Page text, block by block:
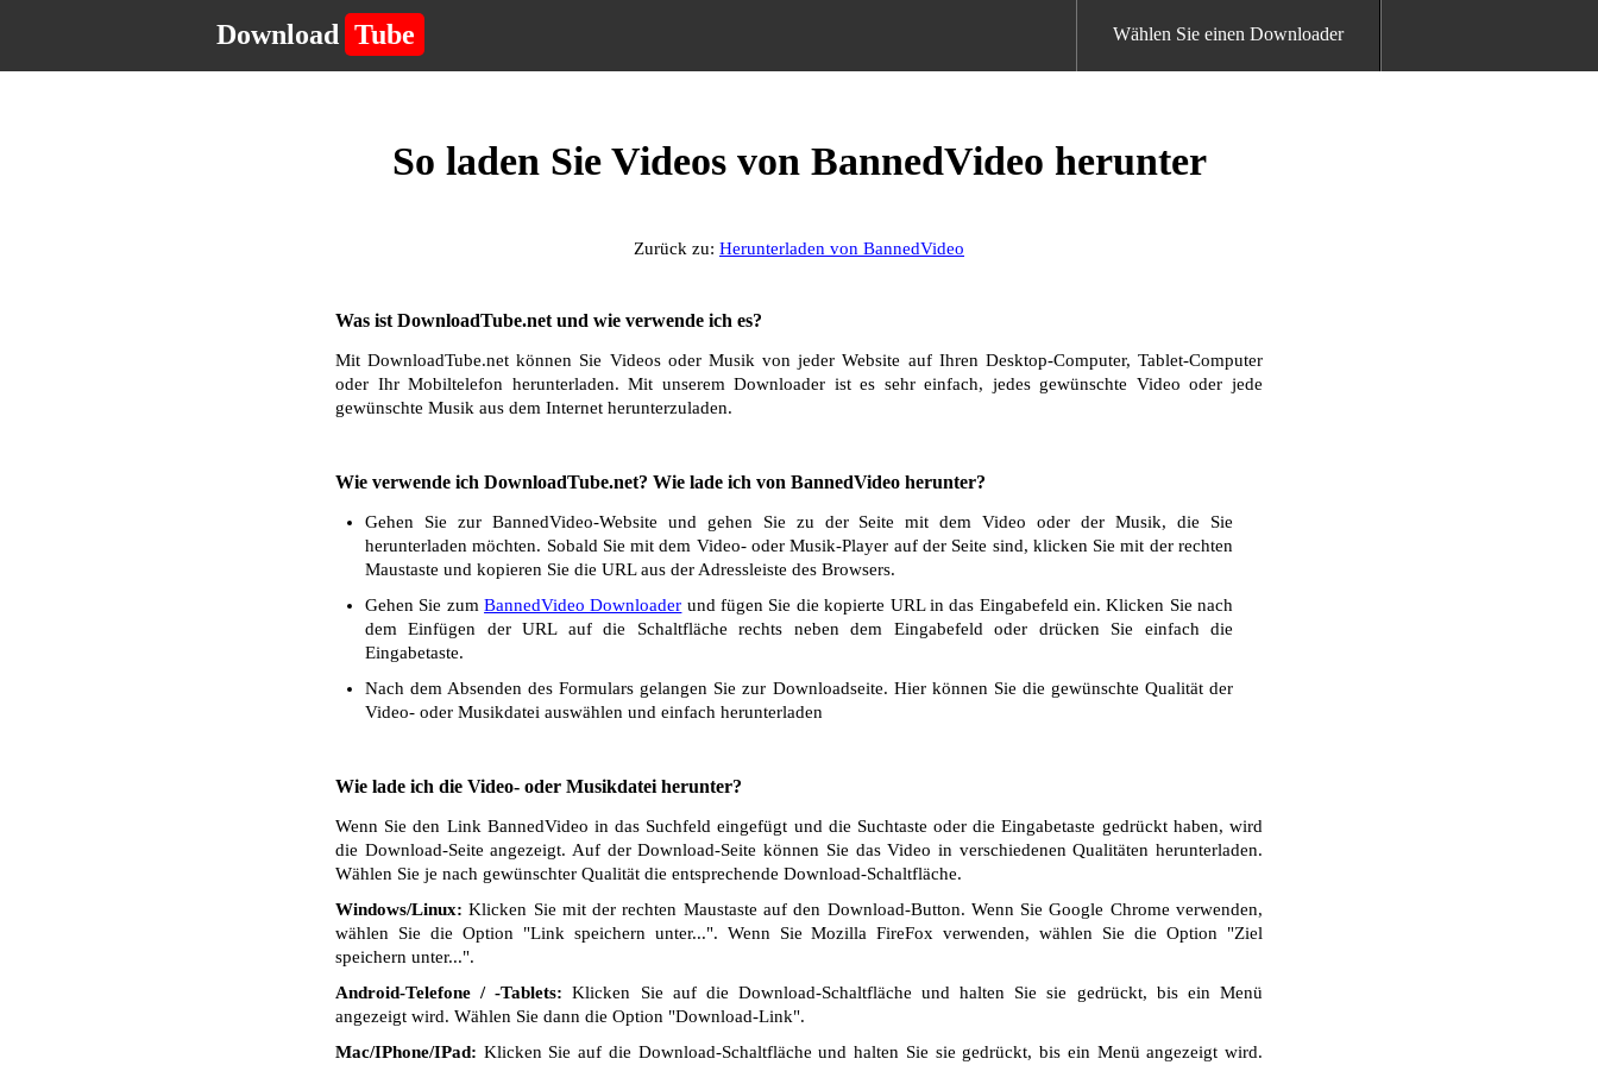
Download Tube Wählen Sie einen Downloader
So laden Sie Videos von BannedVideo herunter
Zurück zu: Herunterladen von BannedVideo
Was ist DownloadTube.net und wie verwende ich es?
Mit DownloadTube.net können Sie Videos oder Musik von jeder Website auf Ihren Desktop-Computer, Tablet-Computer
oder Ihr Mobiltelefon herunterladen. Mit unserem Downloader ist es sehr einfach, jedes gewünschte Video oder jede
gewünschte Musik aus dem Internet herunterzuladen.
Wie verwende ich DownloadTube.net? Wie lade ich von BannedVideo herunter?
Gehen Sie zur BannedVideo-Website und gehen Sie zu der Seite mit dem Video oder der Musik, die Sie
herunterladen möchten. Sobald Sie mit dem Video- oder Musik-Player auf der Seite sind, klicken Sie mit der rechten
Maustaste und kopieren Sie die URL aus der Adressleiste des Browsers.
Gehen Sie zumBannedVideo Downloader und fügen Sie die kopierte URL in das Eingabefeld ein. Klicken Sie nach
dem Einfügen der URL auf die Schaltfläche rechts neben dem Eingabefeld oder drücken Sie einfach die
Eingabetaste.
Nach dem Absenden des Formulars gelangen Sie zur Downloadseite. Hier können Sie die gewünschte Qualität der
Video- oder Musikdatei auswählen und einfach herunterladen
Wie lade ich die Video- oder Musikdatei herunter?
Wenn Sie den Link BannedVideo in das Suchfeld eingefügt und die Suchtaste oder die Eingabetaste gedrückt haben, wird
die Download-Seite angezeigt. Auf der Download-Seite können Sie das Video in verschiedenen Qualitäten herunterladen.
Wählen Sie je nach gewünschter Qualität die entsprechende Download-Schaltfläche.
Windows/Linux: Klicken Sie mit der rechten Maustaste auf den Download-Button. Wenn Sie Google Chrome verwenden,
wählen Sie die Option "Link speichern unter...". Wenn Sie Mozilla FireFox verwenden, wählen Sie die Option "Ziel
speichern unter...".
Android-Telefone / -Tablets: Klicken Sie auf die Download-Schaltfläche und halten Sie sie gedrückt, bis ein Menü
angezeigt wird. Wählen Sie dann die Option "Download-Link".
Mac/IPhone/IPad: Klicken Sie auf die Download-Schaltfläche und halten Sie sie gedrückt, bis ein Menü angezeigt wird.